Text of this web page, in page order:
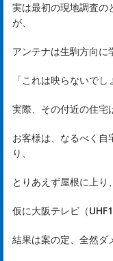
実は最初の現地調査の
が、
アンテナは生駒方向に
「これは映らないで
実際、その付近の住宅
お客様は、なるべく自
り、
とりあえず屋根に上り
仮に大阪テレビ（
結果は案の定、全然ダ